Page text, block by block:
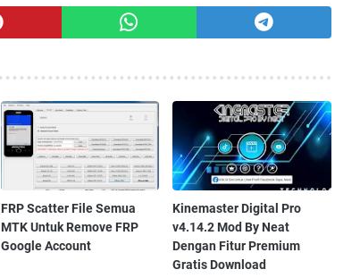
FRP Scatter File Semua
MTK Untuk Remove FRP
Google Account
Kinemaster Digital Pro
v4.14.2 Mod By Neat
Dengan Fitur Premium
Gratis Download